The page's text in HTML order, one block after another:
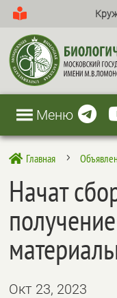
Меню
 Главная 5
Начат
Окт 23, 2023